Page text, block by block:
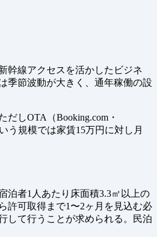
幹線アクセスを活かしたビジネ
季節波動が大きく、通年稼働の設
しOTA（Booking.com・
う規模では家賃15万円に対し月
泊者1人あたり床面積3.3㎡以上の
許可取得まで1〜2ヶ月を見込む必
して行うことが求められる。民泊